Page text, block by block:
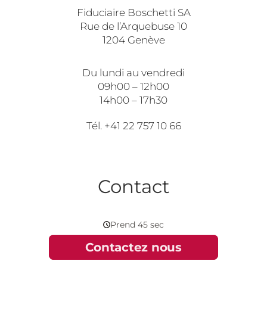
Fiduciaire Boschetti SA
Rue de l’Arquebuse 10
1204 Genève
Du lundi au vendredi
09h00 – 12h00
14h00 – 17h30
Tél. +41 22 757 10 66
Contact